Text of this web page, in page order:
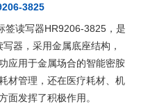
3825
签读写器HR9206-3825，是
器，采用金属底座结构，
应用于金属场合的智能密胺
材管理，还在医疗耗材、机
面发挥了积极作用。